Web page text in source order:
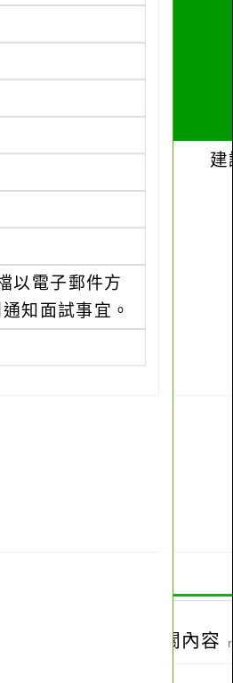
以電子郵件方
知面試事宜。